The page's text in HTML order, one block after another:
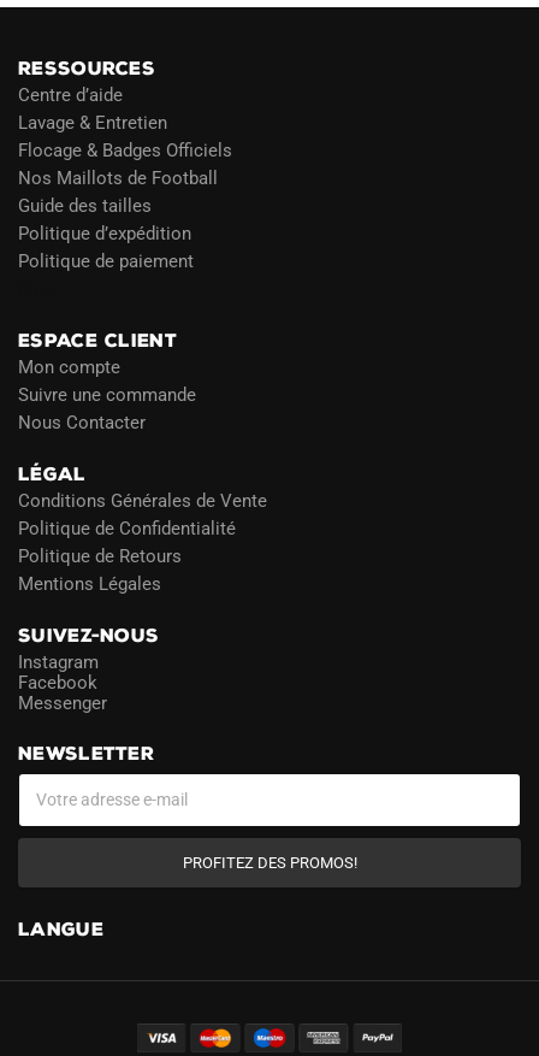
RESSOURCES
Centre d’aide
Lavage & Entretien
Flocage & Badges Officiels
Nos Maillots de Football
Guide des tailles
Politique d’expédition
Politique de paiement
ESPACE CLIENT
Mon compte
Suivre une commande
Nous Contacter
LÉGAL
Conditions Générales de Vente
Politique de Confidentialité
Politique de Retours
Mentions Légales
SUIVEZ-NOUS
Instagram
Facebook
Messenger
NEWSLETTER
PROFITEZ DES PROMOS!
LANGUE